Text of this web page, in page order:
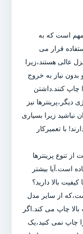
است که به
قرار می
عالی هستند،زیرا
بدون نیاز به خروج
چاپ کنند.داشتن
دیگر،پرینترها نیز
نباشید زیرا بسیاری
با تعمیرکار
تنوع پرینترها
است.آیا بیشتر
بالا دارید؟
از سایر مدل
چاپ می کند.اگر
چاپ نمی کنید،یک